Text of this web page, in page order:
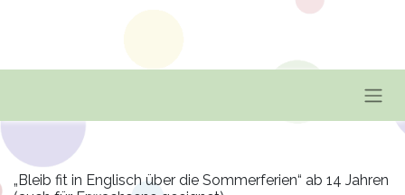
„Bleib fit in Englisch über die Sommerferien“ ab 14 Jahren